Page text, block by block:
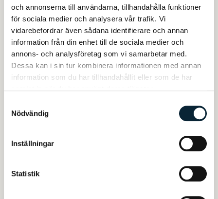
och annonserna till användarna, tillhandahålla funktioner
för sociala medier och analysera vår trafik. Vi
vidarebefordrar även sådana identifierare och annan
information från din enhet till de sociala medier och
annons- och analysföretag som vi samarbetar med.
Dessa kan i sin tur kombinera informationen med annan
information som du har tillhandahållit eller som de har
Nödvändig
Inställningar
Statistik
butheina.almahmoud@jenseneducation.se